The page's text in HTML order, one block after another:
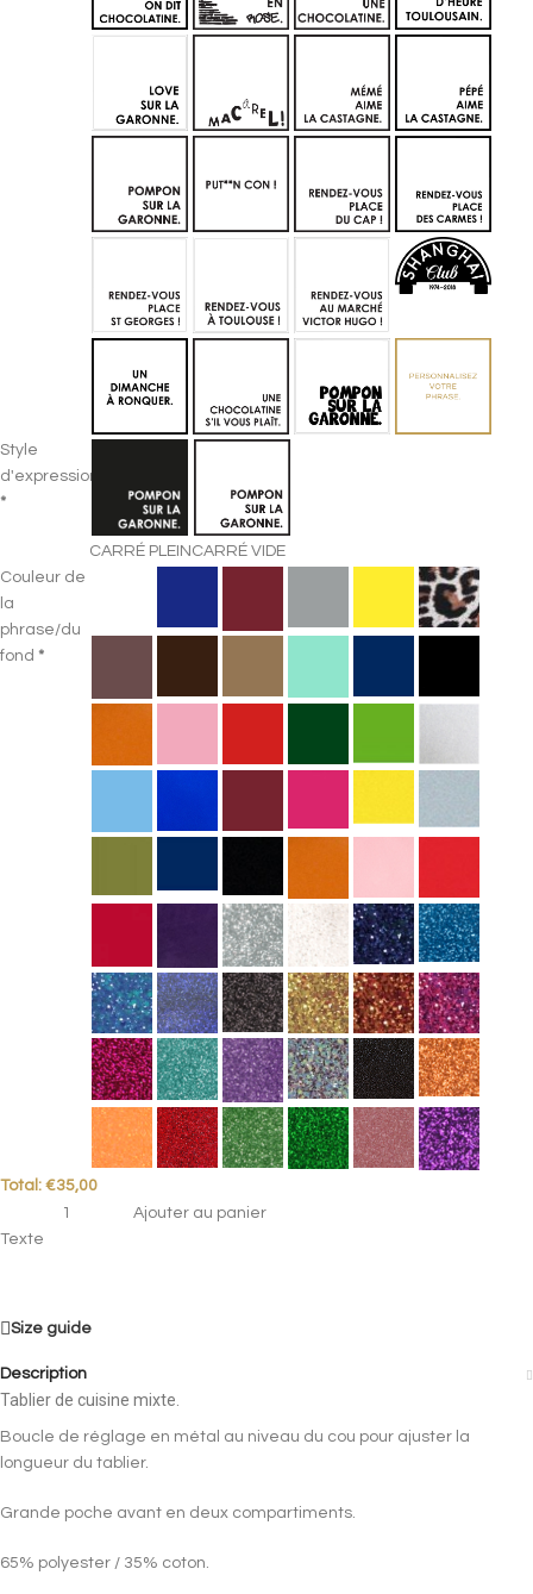
Style
d'expression
*
CARRÉ PLEIN CARRÉ VIDE
Couleur de
la
phrase/du
fond *
Total: €35,00
Ajouter au panier
Texte
Size guide
Description
Tablier de cuisine mixte.
Boucle de réglage en métal au niveau du cou pour ajuster la
longueur du tablier.
Grande poche avant en deux compartiments.
65% polyester / 35% coton.